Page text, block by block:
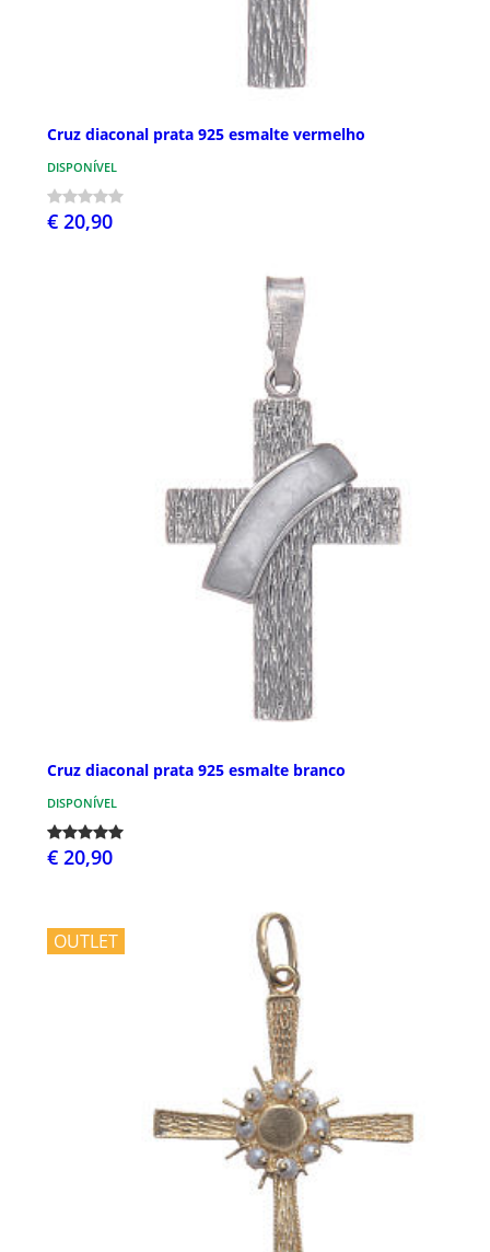
Cruz diaconal prata 925 esmalte vermelho
DISPONÍVEL
€ 20,90
Cruz diaconal prata 925 esmalte branco
DISPONÍVEL
€ 20,90
OUTLET